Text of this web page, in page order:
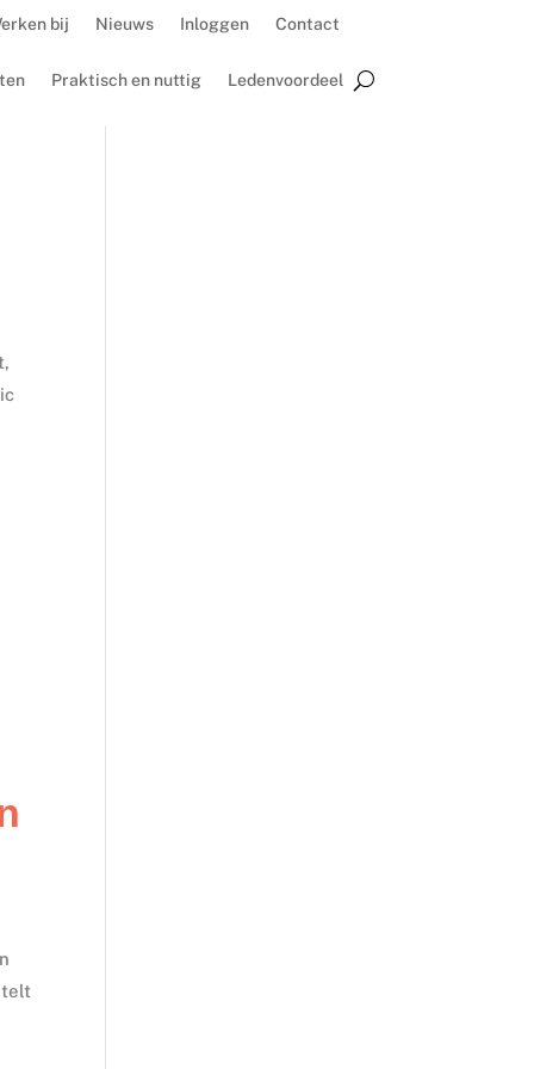
bij Nieuws Inloggen Contact
Praktisch en nuttig Ledenvoordeel
telt